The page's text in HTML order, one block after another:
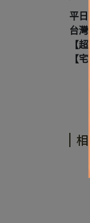
平
台
【
【
相